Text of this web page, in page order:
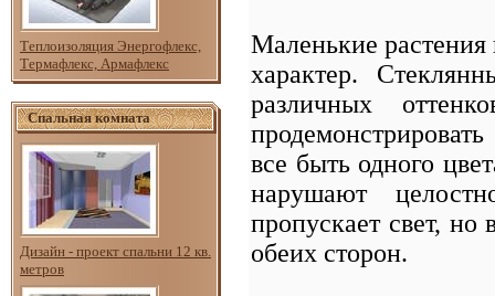
Теплоизоляция Энергофлекс,
Термафлекс, Армафлекс
Спальная комната
Дизайн - проект спальни 12 кв.
метров
Маленькие растения
характер.
различных
все быть одного
нарушают
пропускает свет,
обеих сторон.